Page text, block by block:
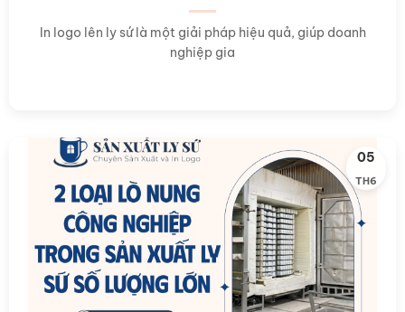
In logo lên ly sứ là một giải pháp hiệu quả, giúp doanh
nghiệp gia
05
TH6